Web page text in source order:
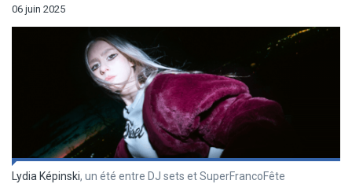
06 juin 2025
Lydia Képinski, un été entre DJ sets et SuperFrancoFête